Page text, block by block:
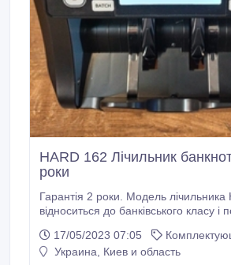
HARD 162 Лічильник
роки
Гарантія 2 роки. Модель лічильника HARD 162
відноситься до банківського класу і
ударостійкий корпус, передбачено підключення
виносного дисплея, що йде в комплекті. детекція
17/05/2023 07:05
Украина, Киев и область